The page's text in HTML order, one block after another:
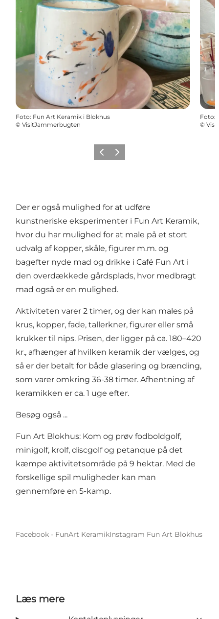
Foto: Fun Art Keramik i Blokhus
© VisitJammerbugten
Foto:
©
ForrigeNæste
Der er også mulighed for at udføre
kunstneriske eksperimenter i Fun Art Keramik,
hvor du har mulighed for at male på et stort
udvalg af kopper, skåle, figurer m.m. og
bagefter nyde mad og drikke i Café Fun Art i
den overdækkede gårdsplads, hvor medbragt
mad også er en mulighed.
Aktiviteten varer 2 timer, og der kan males på
krus, kopper, fade, tallerkner, figurer eller små
krukker til nips. Prisen, der ligger på ca. 180–420
kr., afhænger af hvilken keramik der vælges, og
så er der betalt for både glasering og brænding,
som varer omkring 36-38 timer. Afhentning af
keramikken er ca. 1 uge efter.
Besøg også ...
Fun Art Blokhus: Kom og prøv fodboldgolf,
minigolf, krolf, discgolf og petanque på det
kæmpe aktivitetsområde på 9 hektar. Med de
forskellige spil muligheder kan man
gennemføre en 5-kamp.
Facebook - FunArt KeramikInstagram Fun Art Blokhus
Læs mere